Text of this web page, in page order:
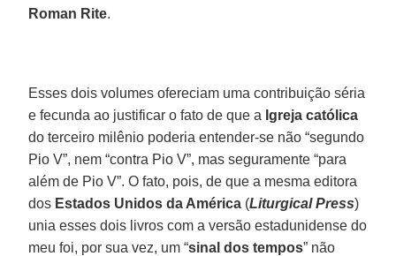
Roman Rite.
Esses dois volumes ofereciam uma contribuição séria
e fecunda ao justificar o fato de que a Igreja católica
do terceiro milênio poderia entender-se não “segundo
Pio V”, nem “contra Pio V”, mas seguramente “para
além de Pio V”. O fato, pois, de que a mesma editora
dos Estados Unidos da América (Liturgical Press)
unia esses dois livros com a versão estadunidense do
meu foi, por sua vez, um “sinal dos tempos” não